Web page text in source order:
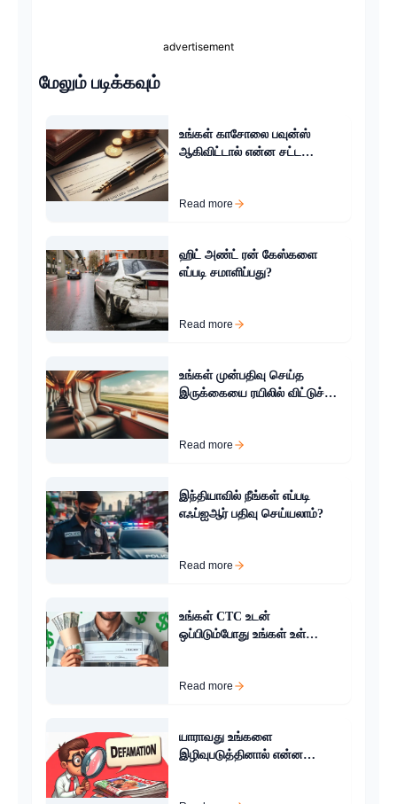
advertisement
மேலும் படிக்கவும்
உங்கள் காசோலை பவுன்ஸ்
ஆகிவிட்டால் என்ன சட்ட
Read more
ஹிட் அண்ட் ரன் கேஸ்களை
எப்படி சமாளிப்பது?
Read more
உங்கள் முன்பதிவு செய்த
இருக்கையை ரயிலில் விட்டுச்
Read more
இந்தியாவில் நீங்கள் எப்படி
எஃப்ஐஆர் பதிவு செய்யலாம்?
Read more
உங்கள் CTC உடன்
ஒப்பிடும்போது உங்கள் உள்
Read more
யாராவது உங்களை
இழிவுபடுத்தினால் என்ன